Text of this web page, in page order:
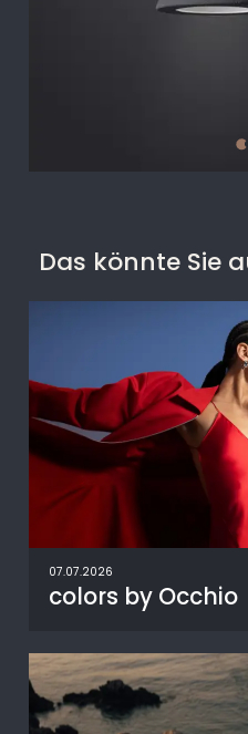
Das könnte Sie
07.07.2026
colors by Occhio